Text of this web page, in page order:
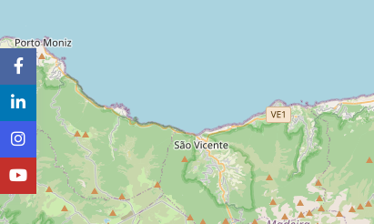
Mapas de carga